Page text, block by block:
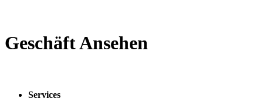
Geschäft Ansehen
Services